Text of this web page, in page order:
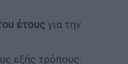
έτους για την
εξής τρόπους: